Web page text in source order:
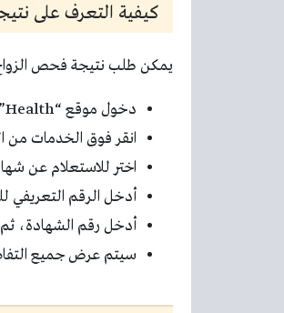
كيفية التعرف على نتيجة
يمكن طلب نتيجة فحص الزواج لعام 1443 على
دخول موقع “Health”.
انقر فوق الخدمات من
اختر للاستعلام عن
أدخل الرقم التعريفي
أدخل رقم الشهادة،
سيتم عرض جميع